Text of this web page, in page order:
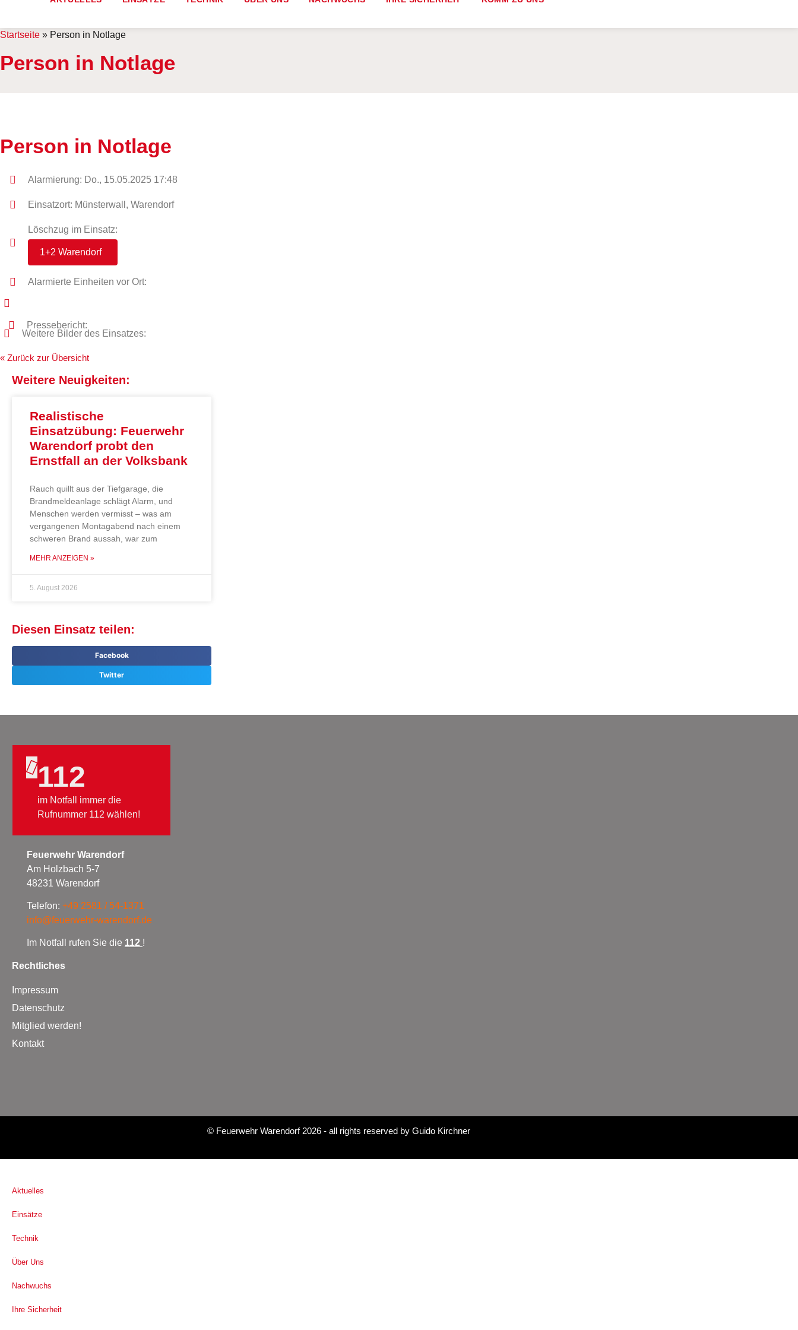
Startseite » Person in Notlage
Person in Notlage
Person in Notlage
Alarmierung: Do., 15.05.2025 17:48
Einsatzort: Münsterwall, Warendorf
Löschzug im Einsatz:
1+2 Warendorf
Alarmierte Einheiten vor Ort:
Pressebericht:
Weitere Bilder des Einsatzes:
« Zurück zur Übersicht
Weitere Neuigkeiten:
Realistische
Einsatzübung: Feuerwehr
Warendorf probt den
Ernstfall an der Volksbank
Rauch quillt aus der Tiefgarage, die
Brandmeldeanlage schlägt Alarm, und
Menschen werden vermisst – was am
vergangenen Montagabend nach einem
schweren Brand aussah, war zum
MEHR ANZEIGEN »
5. August 2026
Diesen Einsatz teilen:
Facebook
Twitter
112
im Notfall immer die
Rufnummer 112 wählen!
Feuerwehr Warendorf
Am Holzbach 5-7
48231 Warendorf
Telefon: +49 2581 / 54-1371
info@feuerwehr-warendorf.de
Im Notfall rufen Sie die 112 !
Rechtliches
Impressum
Datenschutz
Mitglied werden!
Kontakt
© Feuerwehr Warendorf 2026- all rights reserved by Guido Kirchner
Aktuelles
Einsätze
Technik
Über Uns
Nachwuchs
Ihre Sicherheit